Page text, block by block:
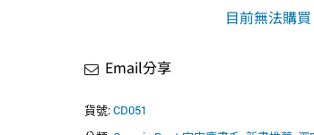
目前無法購買
Email分享
貨號:CD051